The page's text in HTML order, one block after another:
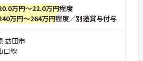
万円～22.0万円程度
万円～264万円程度／別途賞与付与
益田市
口線